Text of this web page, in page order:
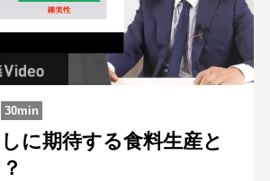
30min
に期待する食料生産と